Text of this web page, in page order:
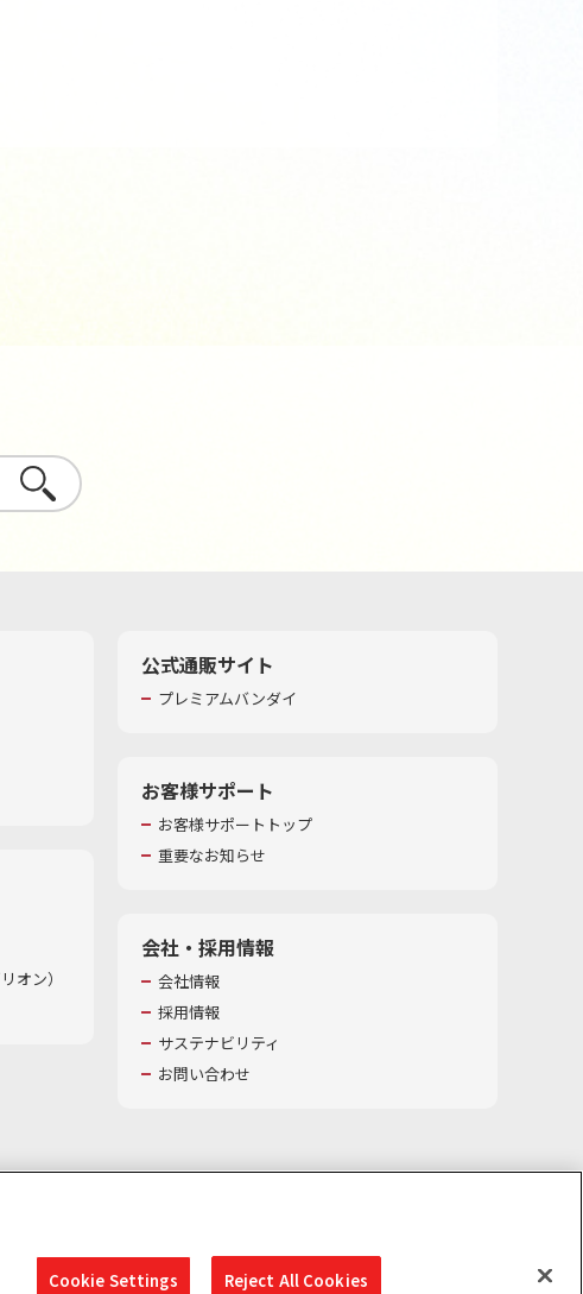
さがす
オン）​
公式通販サイト
プレミアムバンダイ
お客様サポート
お客様サポートトップ
重要なお知らせ
会社・採用情報
会社情報
採用情報
サステナビリティ
お問い合わせ
Cookie Settings Reject All Cookies